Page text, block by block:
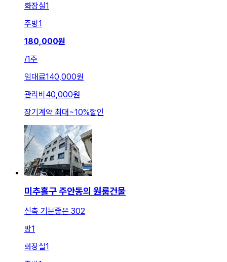
화장실1
주방1
180,000원
/1주
임대료140,000원
관리비 40,000원
장기계약 최대~10%할인
미추홀구 주안동의 원룸건물
신축 기분좋은 302
방1
화장실1